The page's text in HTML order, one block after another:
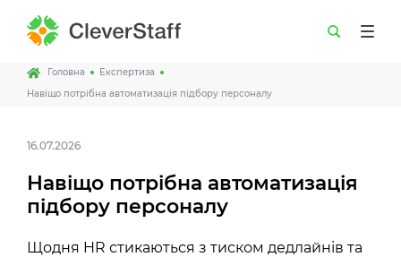
Головна
Експертиза
Навіщо потрібна автоматизація підбору персоналу
16.07.2026
Навіщо потрібна автоматизація
підбору персоналу
Щодня HR стикаються з тиском дедлайнів та